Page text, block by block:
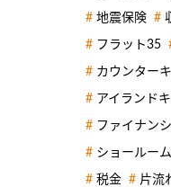
地震保険
フラット35
カウンター
アイランド
ファイナン
ショールー
税金 片流